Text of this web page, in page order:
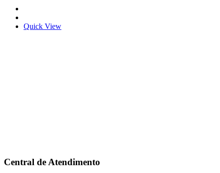
Quick View
Central de Atendimento